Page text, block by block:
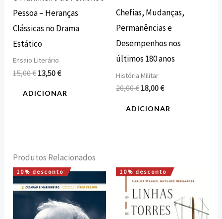
Pessoa – Heranças
Clássicas no Drama
Estático
Ensaio Literário
15,00€ 13,50€
ADICIONAR
Chefias, Mudanças,
Permanências e
Desempenhos nos
últimos 180 anos
História Militar
20,00€ 18,00€
ADICIONAR
Produtos Relacionados
10% desconto
O
preço
original
era:
15,00 €.
O
preço
é:
13,50 €.
10% desconto
O
preço
original
era:
18,00 €.
O
preço
atual
é:
16,20 €.